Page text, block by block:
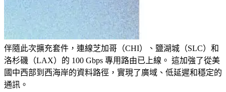
伴隨此次擴充套件，連線芝加哥（CHI）、鹽湖城（SLC）和
洛杉磯（LAX）的 100 Gbps 專用路由已上線。 這加強了從美
國中西部到西海岸的資料路徑，實現了廣域、低延遲和穩定的
通訊。